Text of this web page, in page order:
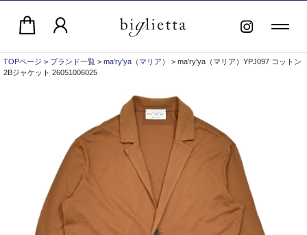
TOPページ > ブランド一覧 > ma'ry'ya（マリア）
> ma'ry'ya（マリア）YPJ097 コットン
2Bジャケット 26051006025